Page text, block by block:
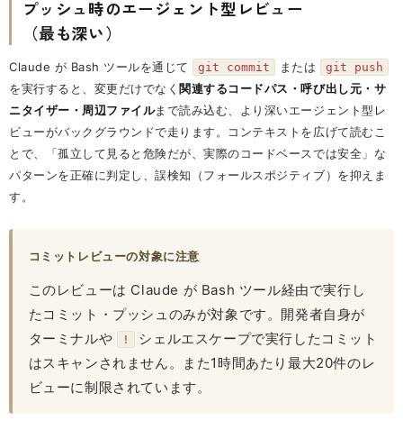
プッシュ時のエージェント型レビュー
（最も深い）
Claude が Bash ツールを通じて git commit または git push
を実行すると、変更だけでなく関連するコードパス・呼び出し元・サ
ニタイザー・周辺ファイルまで読み込む、より深いエージェント型レ
ビューがバックグラウンドで走ります。コンテキストを広げて読むこ
とで、「孤立して見ると危険だが、実際のコードベースでは安全」な
パターンを正確に判定し、誤検知（フォールスポジティブ）を抑えま
す。
コミットレビューの対象に注意
このレビューは Claude が Bash ツール経由で実行し
たコミット・プッシュのみが対象です。開発者自身が
ターミナルや
!
シェルエスケープで実行したコミット
はスキャンされません。また1時間あたり最大20件のレ
ビューに制限されています。